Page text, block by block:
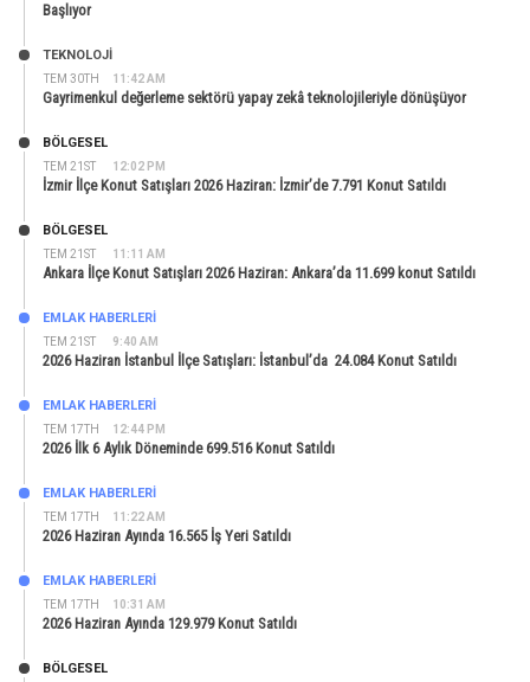
Başlıyor
TEM 30TH 11:42 AM
TEKNOLOJİ
Gayrimenkul değerleme sektörü yapay zekâ teknolojileriyle dönüşüyor
TEM 21ST 12:02 PM
BÖLGESEL
İzmir İlçe Konut Satışları 2026 Haziran: İzmir’de 7.791 Konut Satıldı
TEM 21ST 11:11 AM
BÖLGESEL
Ankara İlçe Konut Satışları 2026 Haziran: Ankara’da 11.699 konut Satıldı
TEM 21ST 9:40 AM
EMLAK HABERLERI
2026 Haziran İstanbul İlçe Satışları: İstanbul’da 24.084 Konut Satıldı
TEM 17TH 12:44 PM
EMLAK HABERLERI
2026 İlk 6 Aylık Döneminde 699.516 Konut Satıldı
TEM 17TH 11:22 AM
EMLAK HABERLERI
2026 Haziran Ayında 16.565 İş Yeri Satıldı
TEM 17TH 10:31 AM
EMLAK HABERLERI
2026 Haziran Ayında 129.979 Konut Satıldı
BÖLGESEL